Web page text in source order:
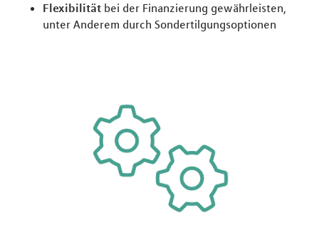
Flexibilität bei der Finanzierung gewährleisten,
unter Anderem durch Sondertilgungsoptionen